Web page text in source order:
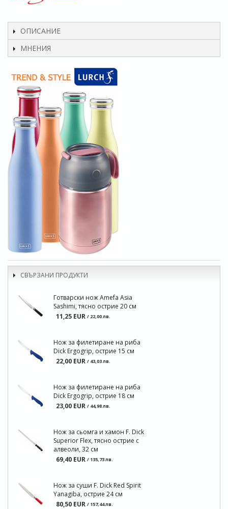
ОПИСАНИЕ
МНЕНИЯ
СВЪРЗАНИ ПРОДУКТИ
Готварски нож Amefa Asia
Sashimi, тясно острие 20 см
11,25 EUR / 22,00 лв.
Нож за филетиране на риба
Dick Ergogrip, острие 15 см
22,00 EUR / 43,03 лв.
Нож за филетиране на риба
Dick Ergogrip, острие 18 см
23,00 EUR / 44,98 лв.
Нож за сьомга и хамон F. Dick
Superior Flex, тясно острие с
алвеоли, 32 см
69,40 EUR / 135,73 лв.
Нож за суши F. Dick Red Spirit
Yanagiba, острие 24 см
80,50 EUR / 157,44 лв.